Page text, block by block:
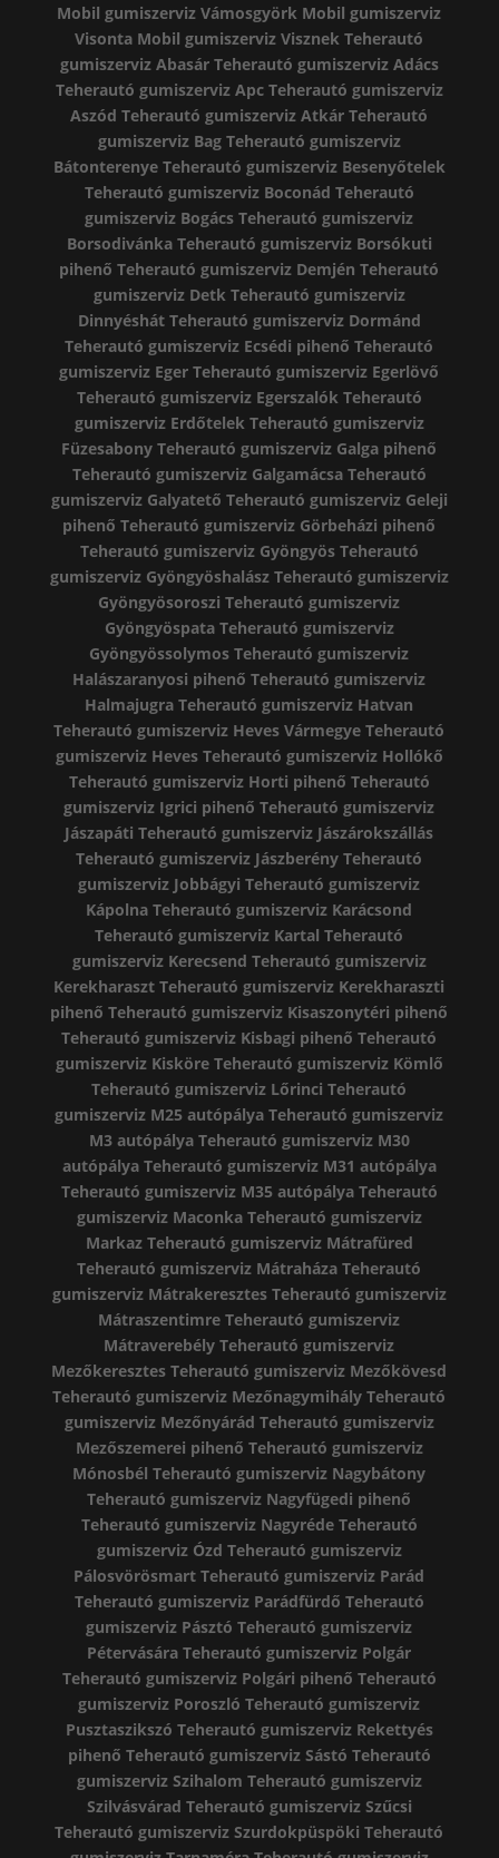
Mobil gumiszerviz Vámosgyörk Mobil gumiszerviz
Visonta Mobil gumiszerviz Visznek Teherautó
gumiszerviz Abasár Teherautó gumiszerviz Adács
Teherautó gumiszerviz Apc Teherautó gumiszerviz
Aszód Teherautó gumiszerviz Atkár Teherautó
gumiszerviz Bag Teherautó gumiszerviz
Bátonterenye Teherautó gumiszerviz Besenyőtelek
Teherautó gumiszerviz Boconád Teherautó
gumiszerviz Bogács Teherautó gumiszerviz
Borsodivánka Teherautó gumiszerviz Borsókuti
pihenő Teherautó gumiszerviz Demjén Teherautó
gumiszerviz Detk Teherautó gumiszerviz
Dinnyéshát Teherautó gumiszerviz Dormánd
Teherautó gumiszerviz Ecsédi pihenő Teherautó
gumiszerviz Eger Teherautó gumiszerviz Egerlövő
Teherautó gumiszerviz Egerszalók Teherautó
gumiszerviz Erdőtelek Teherautó gumiszerviz
Füzesabony Teherautó gumiszerviz Galga pihenő
Teherautó gumiszerviz Galgamácsa Teherautó
gumiszerviz Galyatető Teherautó gumiszerviz Geleji
pihenő Teherautó gumiszerviz Görbeházi pihenő
Teherautó gumiszerviz Gyöngyös Teherautó
gumiszerviz Gyöngyöshalász Teherautó gumiszerviz
Gyöngyösoroszi Teherautó gumiszerviz
Gyöngyöspata Teherautó gumiszerviz
Gyöngyössolymos Teherautó gumiszerviz
Halászaranyosi pihenő Teherautó gumiszerviz
Halmajugra Teherautó gumiszerviz Hatvan
Teherautó gumiszerviz Heves Vármegye Teherautó
gumiszerviz Heves Teherautó gumiszerviz Hollókő
Teherautó gumiszerviz Horti pihenő Teherautó
gumiszerviz Igrici pihenő Teherautó gumiszerviz
Jászapáti Teherautó gumiszerviz Jászárokszállás
Teherautó gumiszerviz Jászberény Teherautó
gumiszerviz Jobbágyi Teherautó gumiszerviz
Kápolna Teherautó gumiszerviz Karácsond
Teherautó gumiszerviz Kartal Teherautó
gumiszerviz Kerecsend Teherautó gumiszerviz
Kerekharaszt Teherautó gumiszerviz Kerekharaszti
pihenő Teherautó gumiszerviz Kisaszonytéri pihenő
Teherautó gumiszerviz Kisbagi pihenő Teherautó
gumiszerviz Kisköre Teherautó gumiszerviz Kömlő
Teherautó gumiszerviz Lőrinci Teherautó
gumiszerviz M25 autópálya Teherautó gumiszerviz
M3 autópálya Teherautó gumiszerviz M30
autópálya Teherautó gumiszerviz M31 autópálya
Teherautó gumiszerviz M35 autópálya Teherautó
gumiszerviz Maconka Teherautó gumiszerviz
Markaz Teherautó gumiszerviz Mátrafüred
Teherautó gumiszerviz Mátraháza Teherautó
gumiszerviz Mátrakeresztes Teherautó gumiszerviz
Mátraszentimre Teherautó gumiszerviz
Mátraverebély Teherautó gumiszerviz
Mezőkeresztes Teherautó gumiszerviz Mezőkövesd
Teherautó gumiszerviz Mezőnagymihály Teherautó
gumiszerviz Mezőnyárád Teherautó gumiszerviz
Mezőszemerei pihenő Teherautó gumiszerviz
Mónosbél Teherautó gumiszerviz Nagybátony
Teherautó gumiszerviz Nagyfügedi pihenő
Teherautó gumiszerviz Nagyréde Teherautó
gumiszerviz Ózd Teherautó gumiszerviz
Pálosvörösmart Teherautó gumiszerviz Parád
Teherautó gumiszerviz Parádfürdő Teherautó
gumiszerviz Pásztó Teherautó gumiszerviz
Pétervására Teherautó gumiszerviz Polgár
Teherautó gumiszerviz Polgári pihenő Teherautó
gumiszerviz Poroszló Teherautó gumiszerviz
Pusztaszikszó Teherautó gumiszerviz Rekettyés
pihenő Teherautó gumiszerviz Sástó Teherautó
gumiszerviz Szihalom Teherautó gumiszerviz
Szilvásvárad Teherautó gumiszerviz Szűcsi
Teherautó gumiszerviz Szurdokpüspöki Teherautó